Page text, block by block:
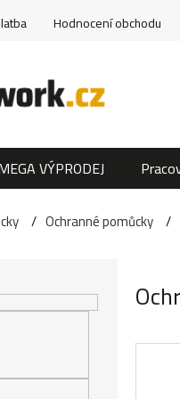
Hodnocení obchodu
VÝPRODEJ
Ochranné pomůcky